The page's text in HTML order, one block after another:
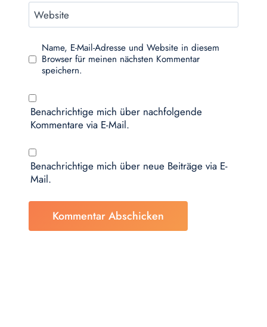
Website
Name, E-Mail-Adresse und Website in diesem
Browser für meinen nächsten Kommentar
speichern.
Benachrichtige mich über nachfolgende
Kommentare via E-Mail.
Benachrichtige mich über neue Beiträge via E-
Mail.